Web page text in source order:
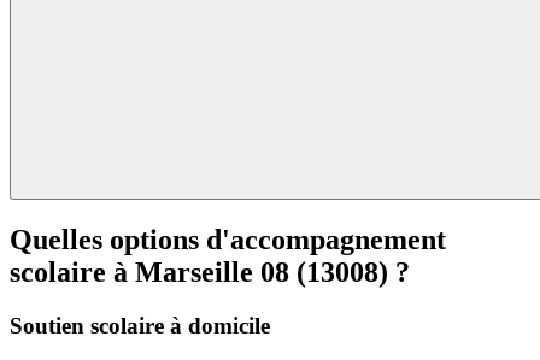
Quelles options d'accompagnement
scolaire à Marseille 08 (13008) ?
Soutien scolaire à domicile